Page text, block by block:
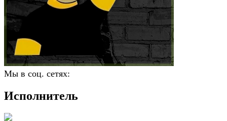
Мы в соц. сетях:
Исполнитель